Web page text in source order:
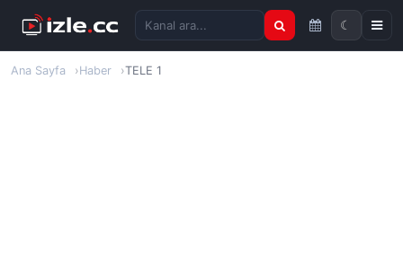
Kanal ara
☾
Ana Sayfa Haber TELE 1